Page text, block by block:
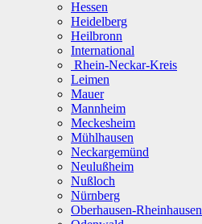
Hessen
Heidelberg
Heilbronn
International
Rhein-Neckar-Kreis
Leimen
Mauer
Mannheim
Meckesheim
Mühlhausen
Neckargemünd
Neulußheim
Nußloch
Nürnberg
Oberhausen-Rheinhausen